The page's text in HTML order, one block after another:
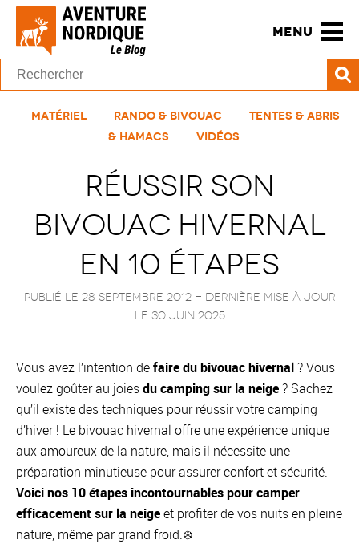
MENU
Matériel Rando & Bivouac
Tentes & Abris
& Hamacs
Vidéos
Réussir son
bivouac hivernal
en 10 étapes
Publié le 28 septembre 2012- Dernière mise à jour
le 30 juin 2025
Vous avez l’intention defaire du bivouac hivernal ? Vous
voulez goûter au joiesdu camping sur la neige ? Sachez
qu’il existe des techniques pour réussir votre camping
d’hiver ! Le bivouac hivernal offre une expérience unique
aux amoureux de la nature, mais il nécessite une
préparation minutieuse pour assurer confort et sécurité.
Voici nos 10 étapes incontournables pour camper
efficacement sur la neigeet profiter de vos nuits en pleine
nature, même par grand froid.❄️